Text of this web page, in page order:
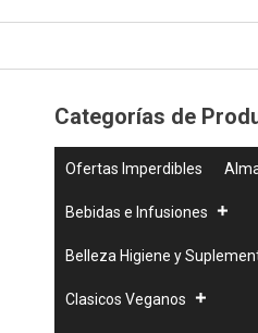
Categorías de
Ofertas Imperdibles
Bebidas e Infusiones
Belleza Higiene y
Clasicos Veganos